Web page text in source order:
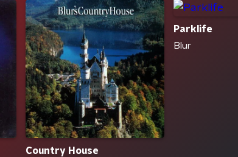
Country House
Parklife
Blur